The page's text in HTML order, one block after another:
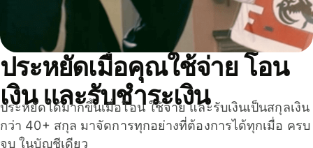
ประหยัดเมื่อคุณใช้จ่าย โอน
เงิน และรับชำระเงิน
ประหยัดได้มากขึ้นเมื่อโอน ใช้จ่าย และรับเงินเป็นสกุลเงิน
กว่า 40+ สกุล มาจัดการทุกอย่างที่ต้องการได้ทุกเมื่อ ครบ
จบ ในบัญชีเดียว